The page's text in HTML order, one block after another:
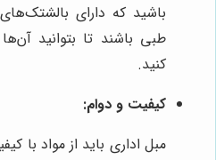
باشید که دارای
طبی باشند تا بتوانید
کنید.
کیفیت و دوام:
مبل اداری باید از مواد با